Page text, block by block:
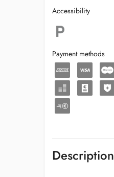
Accessibility
Payment methods
Description